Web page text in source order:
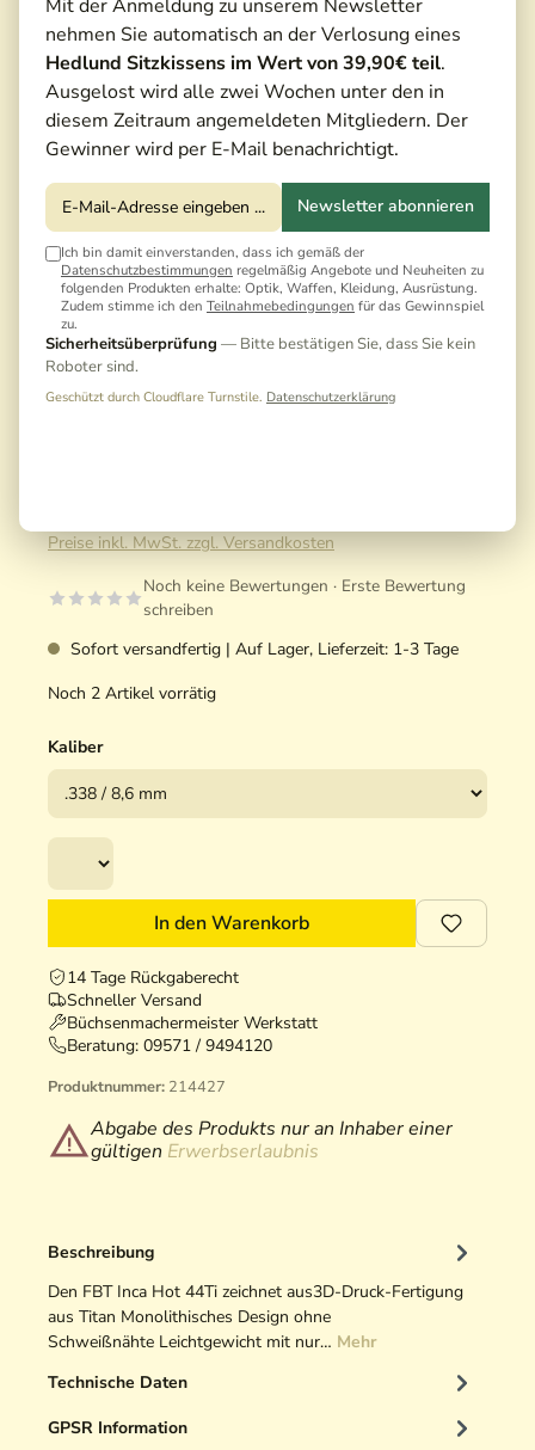
Mit der Anmeldung zu unserem Newsletter
nehmen Sie automatisch an der Verlosung eines
Hedlund Sitzkissens im Wert von 39,90€ teil.
Ausgelost wird alle zwei Wochen unter den in
diesem Zeitraum angemeldeten Mitgliedern. Der
Gewinner wird per E-Mail benachrichtigt.
Newsletter abonnieren
Ich bin damit einverstanden, dass ich gemäß der
Datenschutzbestimmungen regelmäßig Angebote und Neuheiten zu
folgenden Produkten erhalte: Optik, Waffen, Kleidung, Ausrüstung.
Zudem stimme ich den Teilnahmebedingungen für das Gewinnspiel
zu.
Sicherheitsüberprüfung — Bitte bestätigen Sie, dass Sie kein
Roboter sind.
Geschützt durch Cloudflare Turnstile. Datenschutzerklärung
Preise inkl. MwSt. zzgl. Versandkosten
Noch keine Bewertungen · Erste Bewertung
schreiben
Sofort versandfertig | Auf Lager, Lieferzeit: 1-3 Tage
Noch 2 Artikel vorrätig
Kaliber
In den Warenkorb
14 Tage Rückgaberecht
Schneller Versand
Büchsenmachermeister Werkstatt
Beratung: 09571 / 9494120
Produktnummer: 214427
Abgabe des Produkts nur an Inhaber einer
gültigen Erwerbserlaubnis
Beschreibung
Den FBT Inca Hot 44Ti zeichnet aus3D-Druck-Fertigung
aus Titan Monolithisches Design ohne
Schweißnähte Leichtgewicht mit nur… Mehr
Technische Daten
GPSR Information